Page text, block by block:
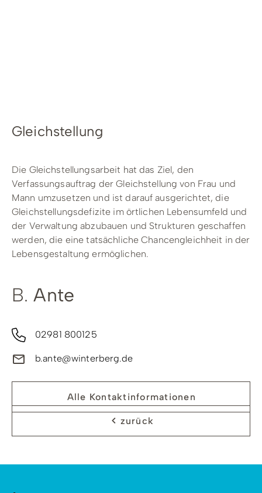
Gleichstellung
Die Gleichstellungsarbeit hat das Ziel, den
Verfassungsauftrag der Gleichstellung von Frau und
Mann umzusetzen und ist darauf ausgerichtet, die
Gleichstellungsdefizite im örtlichen Lebensumfeld und
der Verwaltung abzubauen und Strukturen geschaffen
werden, die eine tatsächliche Chancengleichheit in der
Lebensgestaltung ermöglichen.
B.Ante
02981 800125
b.ante@winterberg.de
Alle Kontaktinformationen
zurück